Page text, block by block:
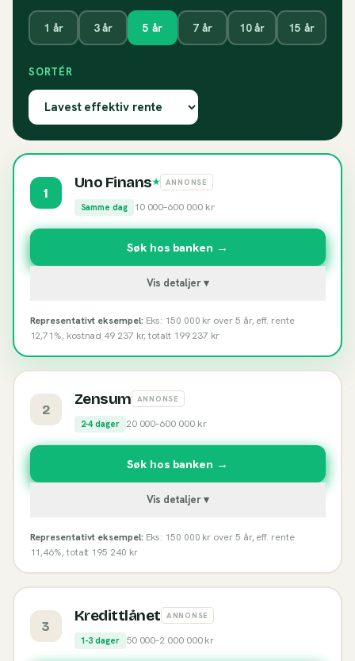
1 år 3år 5 år 7år 10år 15 år
SORTÉR
1
Uno Finans★ ANNONSE
Samme dag 10 000–600 000kr
Søk hos banken →
Vis detaljer ▾
Representativt eksempel: Eks: 150 000 kr over 5 år, eff. rente
12,71%, kostnad 49 237 kr, totalt 199 237 kr
2
Zensum ANNONSE
2-4 dager 20 000–600 000kr
Søk hos banken →
Vis detaljer ▾
Representativt eksempel: Eks: 150 000 kr over 5 år, eff. rente
11,46%, totalt 195 240 kr
3
Kredittlånet ANNONSE
1-3 dager 50 000–2 000 000kr